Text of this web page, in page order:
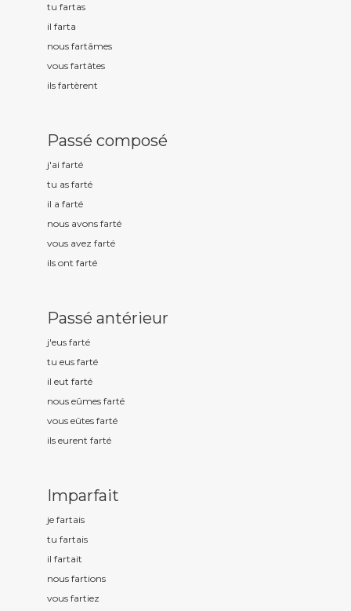
tu fartas
il farta
nous fartâmes
vous fartâtes
ils fartèrent
Passé composé
j'ai farté
tu as farté
il a farté
nous avons farté
vous avez farté
ils ont farté
Passé antérieur
j'eus farté
tu eus farté
il eut farté
nous eûmes farté
vous eûtes farté
ils eurent farté
Imparfait
je fartais
tu fartais
il fartait
nous fartions
vous fartiez